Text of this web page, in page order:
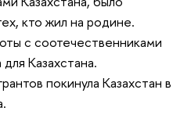
кто жил на родине.
с соотечественниками
Казахстана.
покинула Казахстан в